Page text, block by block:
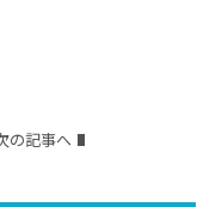
の記事へ